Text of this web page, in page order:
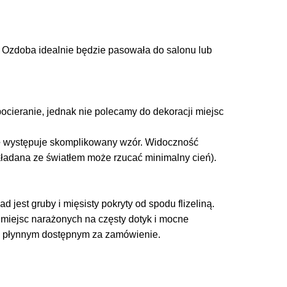
idealnie będzie pasowała do salonu lub
jednak nie polecamy do dekoracji miejsc
skomplikowany wzór. Widoczność
ze światłem może rzucać minimalny cień).
jest gruby i mięsisty pokryty od spodu flizeliną.
narażonych na częsty dotyk i mocne
dostępnym za zamówienie.